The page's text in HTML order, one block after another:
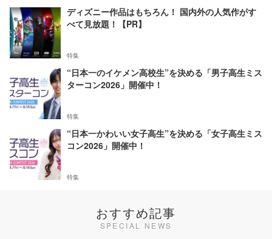
ディズニー作品はもちろん！ 国内外の人気作がす
べて見放題！【PR】
特集
“日本一のイケメン高校生”を決める「男子高生ミス
ターコン2026」開催中！
特集
“日本一かわいい女子高生”を決める「女子高生ミス
コン2026」開催中！
特集
おすすめ記事
SPECIAL NEWS